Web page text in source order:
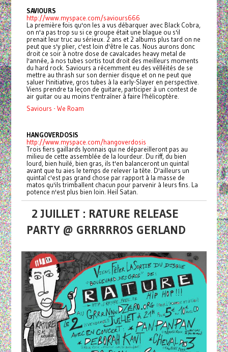
SAVIOURS
http://www.myspace.com/saviours666
La première fois qu'on les a vus débarquer avec Black Cobra,
on n'a pas trop su si ce groupe était une blague ou s'il
prenait leur truc au sérieux. 2 ans et 2 albums plus tard on ne
peut que s'y plier, c'est loin d'être le cas. Nous aurons donc
droit ce soir à notre dose de cavalcades heavy metal de
l'année, à nos tubes sortis tout droit des meilleurs moments
du hard rock. Saviours a récemment eu des vélléités de se
mettre au thrash sur son dernier disque et on ne peut que
saluer l'initiative, gros tubes à la early-Slayer en perspective.
Viens prendre ta leçon de guitare, participer à un contest de
air guitar ou au moins t'entraîner à faire l'hélicoptère.
Saviours - We Roam
HANGOVERDOSIS
http://www.myspace.com/hangoverdosis
Trois fiers gaillards lyonnais qui ne dépareilleront pas au
milieu de cette assemblée de la lourdeur. Du riff, du bien
lourd, bien huilé, bien gras, ils t'en balanceront un quintal
avant que tu aies le temps de relever la tête. D'ailleurs un
quintal c'est pas grand chose par rapport à la masse de
matos qu'ils trimballent chacun pour parvenir à leurs fins. La
potence n'est plus bien loin. Heil Satan.
2 JUILLET : RATURE RELEASE
PARTY @ GRRRRROS GERLAND